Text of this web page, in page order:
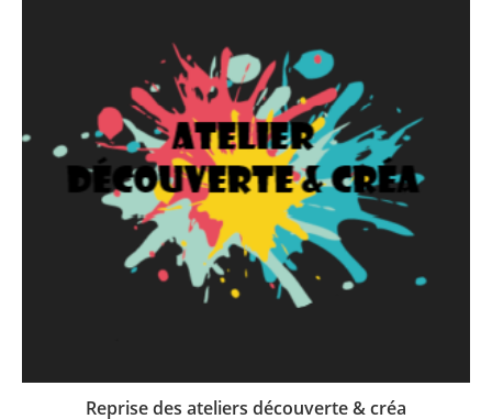
Reprise des ateliers découverte & créa